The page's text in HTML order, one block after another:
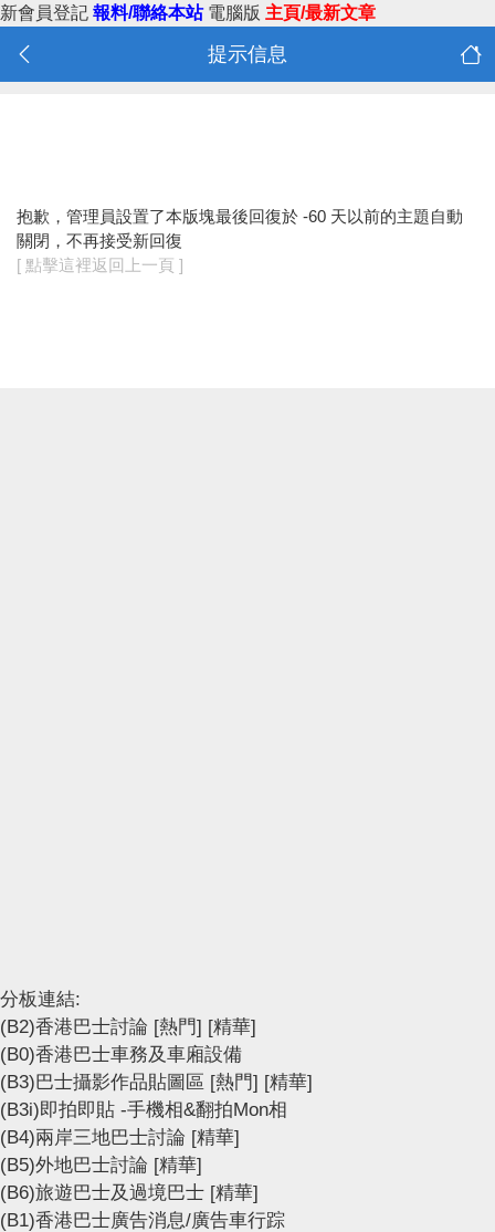
新會員登記 報料/聯絡本站 電腦版 主頁/最新文章
提示信息
抱歉，管理員設置了本版塊最後回復於 -60 天以前的主題自動
關閉，不再接受新回復
[ 點擊這裡返回上一頁 ]
分板連結:
(B2)香港巴士討論 [熱門] [精華]
(B0)香港巴士車務及車廂設備
(B3)巴士攝影作品貼圖區 [熱門] [精華]
(B3i)即拍即貼 -手機相&翻拍Mon相
(B4)兩岸三地巴士討論 [精華]
(B5)外地巴士討論 [精華]
(B6)旅遊巴士及過境巴士 [精華]
(B1)香港巴士廣告消息/廣告車行踪